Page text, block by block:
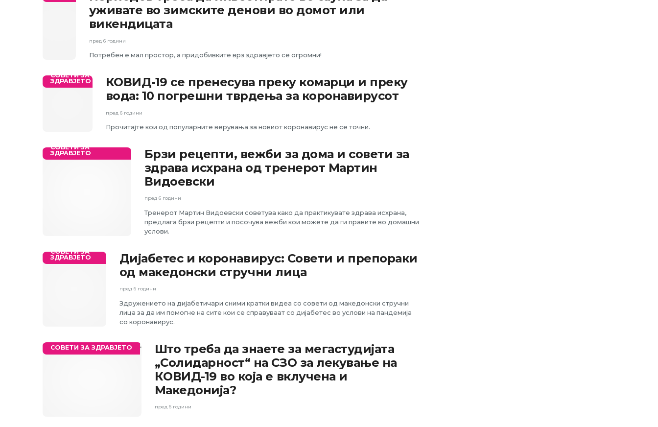
уживате во зимските денови во домот или
викендицата
пред 6 години
Потребен е мал простор, а придобивките врз здравјето се огромни!
СОВЕТИ ЗА
ЗДРАВЈЕТО
КОВИД-19 се пренесува преку комарци и преку
вода: 10 погрешни тврдења за коронавирусот
пред 6 години
Прочитајте кои од популарните верувања за новиот коронавирус не се точни.
СОВЕТИ ЗА
ЗДРАВЈЕТО
Брзи рецепти, вежби за дома и совети за
здрава исхрана од тренерот Мартин
Видоевски
пред 6 години
Тренерот Мартин Видоевски советува како да практикувате здрава исхрана,
предлага брзи рецепти и посочува вежби кои можете да ги правите во домашни
услови.
СОВЕТИ ЗА
ЗДРАВЈЕТО
Дијабетес и коронавирус: Совети и препораки
од македонски стручни лица
пред 6 години
Здружението на дијабетичари сними кратки видеа со совети од македонски стручни
лица за да им помогне на сите кои се справуваат со дијабетес во услови на пандемија
со коронавирус.
СОВЕТИ ЗА ЗДРАВЈЕТО
Што треба да знаете за мегастудијата
„Солидарност“ на СЗО за лекување на
КOВИД-19 во која е вклучена и
Македонија?
пред 6 години